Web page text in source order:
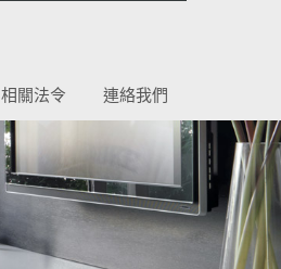
相關法令 連絡我們